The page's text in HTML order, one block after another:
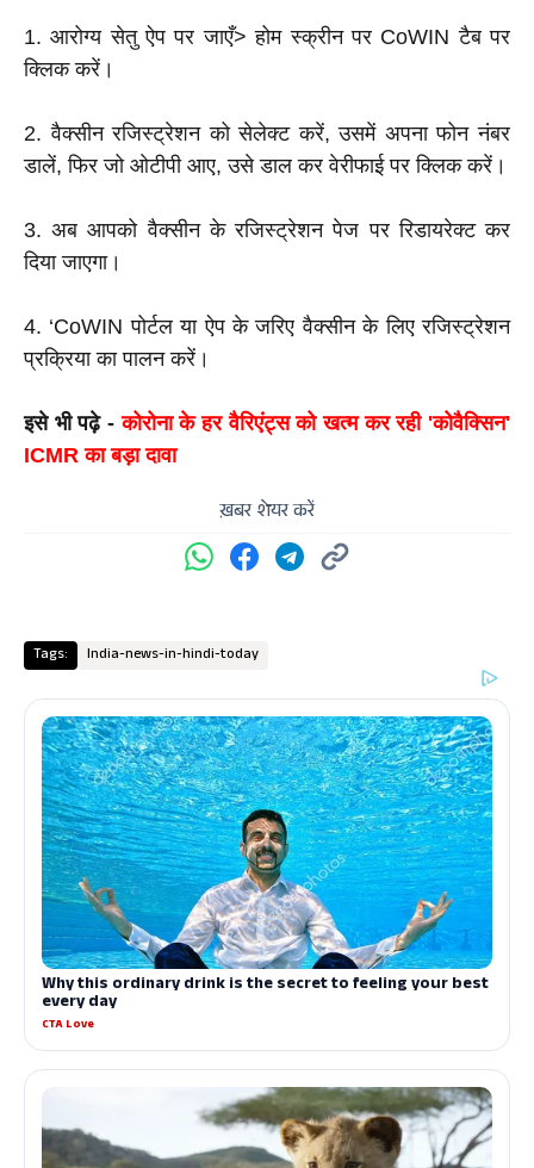
1. आरोग्य सेतु ऐप पर जाएँ> होम स्क्रीन पर CoWIN टैब पर
क्लिक करें।
2. वैक्सीन रजिस्ट्रेशन को सेलेक्ट करें, उसमें अपना फोन नंबर
डालें, फिर जो ओटीपी आए, उसे डाल कर वेरीफाई पर क्लिक करें।
3. अब आपको वैक्सीन के रजिस्ट्रेशन पेज पर रिडायरेक्ट कर
दिया जाएगा।
4. ‘CoWIN पोर्टल या ऐप के जरिए वैक्सीन के लिए रजिस्ट्रेशन
प्रक्रिया का पालन करें।
इसे भी पढ़े - कोरोना के हर वैरिएंट्स को खत्‍म कर रही 'कोवैक्सिन'
ICMR का बड़ा दावा
ख़बर शेयर करें
Tags: India-news-in-hindi-today